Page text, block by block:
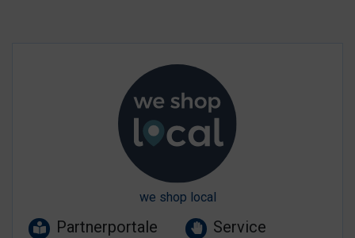
we shop local
Partnerportale Service